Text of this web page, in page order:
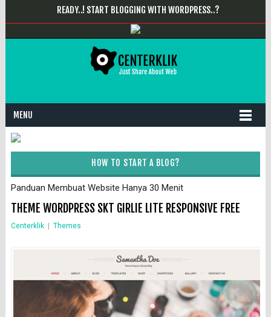
READY..! START BLOGGING WITH WORDPRESS..?
MENU
HOW TO START A BLOG?
Panduan Membuat Website Hanya 30 Menit
THEME WORDPRESS SKT GIRLIE LITE RESPONSIVE FREE
Centerklik Themes